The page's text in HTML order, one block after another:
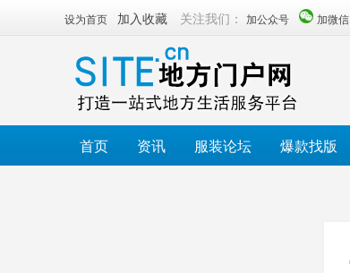
设为首页 加入收藏 关注我们： 加公众号 加微信
首页 资讯 服装论坛 爆款找版